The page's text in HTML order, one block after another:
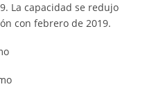
La capacidad se redujo
con febrero de 2019.